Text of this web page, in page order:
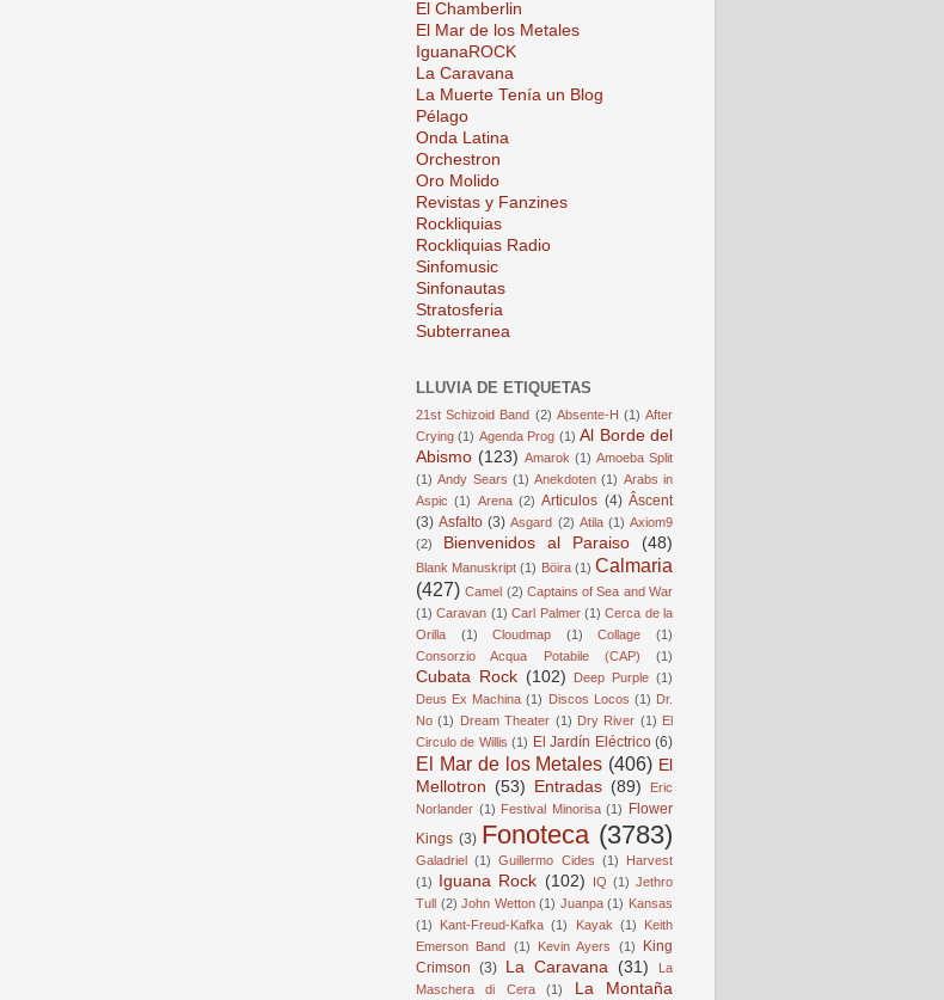
El Chamberlin
El Mar de los Metales
IguanaROCK
La Caravana
La Muerte Tenía un Blog
Pélago
Onda Latina
Orchestron
Oro Molido
Revistas y Fanzines
Rockliquias
Rockliquias Radio
Sinfomusic
Sinfonautas
Stratosferia
Subterranea
LLUVIA DE ETIQUETAS
21st Schizoid Band (2) Absente-H (1) After
Crying (1) Agenda Prog (1) Al Borde del
Abismo (123) Amarok (1) Amoeba Split
(1) Andy Sears (1) Anekdoten (1) Arabs in
Aspic (1) Arena (2) Articulos (4) Âscent
(3) Asfalto (3) Asgard (2) Atila (1) Axiom9
(2)
Bienvenidos al Paraiso (48)
Blank Manuskript (1) Böira (1) Calmaria
(427) Camel (2) Captains of Sea and War
(1) Caravan (1) Carl Palmer (1) Cerca de la
Orilla
(1) Cloudmap (1) Collage
(1)
Consorzio Acqua Potabile (CAP)
(1)
Cubata Rock (102) Deep Purple (1)
Deus Ex Machina (1) Discos Locos (1) Dr.
No (1) Dream Theater (1) Dry River (1) El
Circulo de Willis (1) El Jardín Eléctrico (6)
El Mar de los Metales (406) El
Mellotron (53) Entradas (89)
Eric
Norlander (1) Festival Minorisa (1)
Flower
Kings (3) Fonoteca (3783)
Galadriel (1) Guillermo Cides (1)
Harvest
(1)
Iguana Rock (102) IQ (1) Jethro
Tull (2) John Wetton (1) Juanpa (1) Kansas
(1)
Kant-Freud-Kafka (1) Kayak (1)
Keith
Emerson Band (1) Kevin Ayers (1)
King
Crimson (3) La Caravana (31)
La
Maschera di Cera
(1)
La Montaña